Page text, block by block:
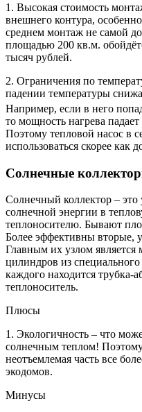
1. Высокая стоимость
внешнего контура,
среднем монтаж не самой
площадью 200 кв.м.
тысяч рублей.
2. Ограничения по
падении температуры
Например, если в него
то мощность нагрева
Поэтому тепловой насос в
использоваться скорее как
Солнечные
Солнечный коллектор – это
солнечной энергии в
теплоносителю. Бывают
Более эффективны вторые,
Главным их узлом является
цилиндров из
каждого находится трубка-
теплоноситель.
Плюсы
1. Экологичность – что
солнечным теплом!
неотъемлемая часть все
экодомов.
Минусы